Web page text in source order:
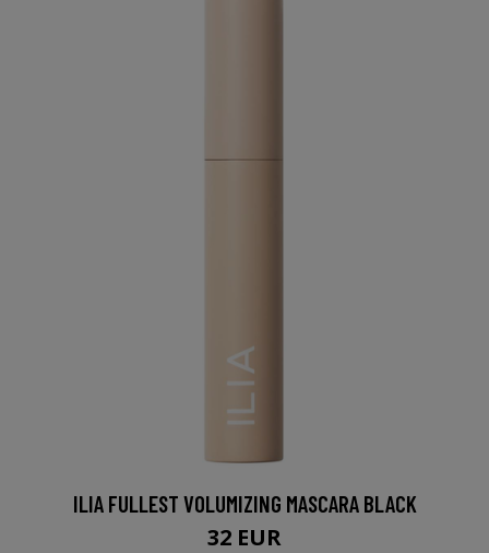
ILIA FULLEST VOLUMIZING MASCARA BLACK
32 EUR